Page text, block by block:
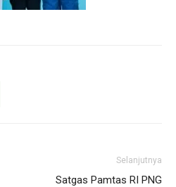
Selanjutnya
Satgas Pamtas RI PNG